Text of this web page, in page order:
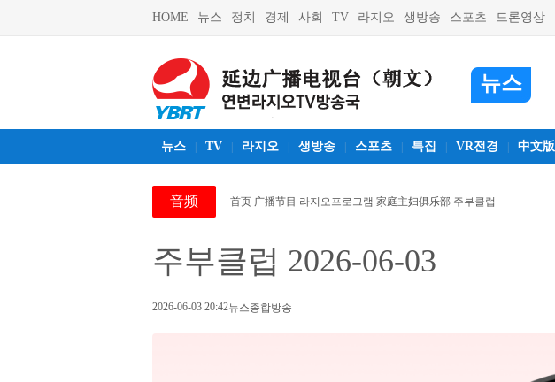
HOME 뉴스 정치 경제 사회 TV 라지오 생방송 스포츠 드론영상
뉴스
뉴스 TV 라지오 생방송 스포츠 특집 VR전경 中文版
音频 首页 广播节目 라지오프로그램 家庭主妇俱乐部 주부클럽
주부클럽 2026-06-03
2026-06-03 20:42뉴스종합방송